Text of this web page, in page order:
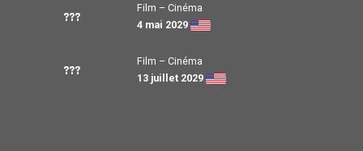
???
Film – Cinéma
4 mai 2029
???
Film – Cinéma
13 juillet 2029